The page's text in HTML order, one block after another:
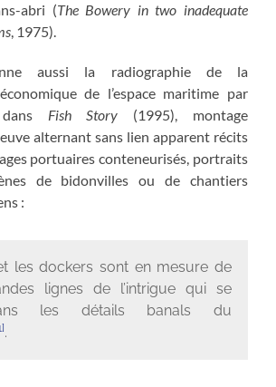
abri (The Bowery in two inadequate
, 1975).
aussi la radiographie de la
de l’espace maritime par
Fish Story (1995), montage
alternant sans lien apparent récits
portuaires conteneurisés, portraits
de bidonvilles ou de chantiers
:
les dockers sont en mesure de
lignes de l’intrigue qui se
les détails banals du
.